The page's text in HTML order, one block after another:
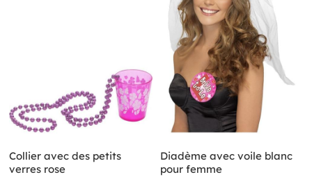
Collier avec des petits
verres rose
Diadème avec voile blanc
pour femme